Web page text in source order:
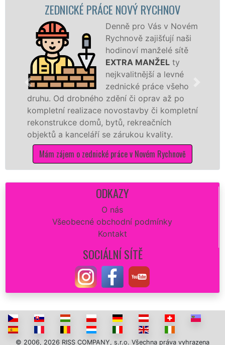
ZEDNICKÉ PRÁCE NOVÝ RYCHNOV
Denně pro Vás v Novém
Rychnově zajišťují naši
hodinoví manželé sítě
EXTRA MANŽELty
nejkvalitnější a levné
zednické práce všeho
Od drobného zdění či oprav až po
realizace novostavby či kompletní
domů, bytů, rekreačních
a kanceláří se zárukou kvality.
zájem o zednické práce v Novém Rychnově
ODKAZY
O nás
Všeobecné obchodní podmínky
Kontakt
SOCIÁLNÍ SÍTĚ